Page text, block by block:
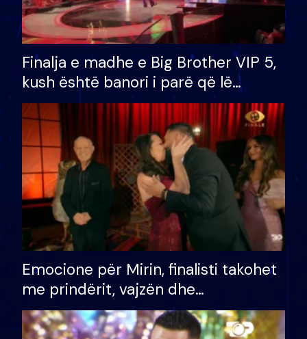
Finalja e madhe e Big Brother VIP 5,
kush është banori i parë që lë
shtëpinë dhe humb mundësinë për
të fituar çmimin e madh
Emocione për Mirin, finalisti takohet
me prindërit, vajzën dhe
bashkëshorten: S’kemi ndonjë letër
divorci apo jo?